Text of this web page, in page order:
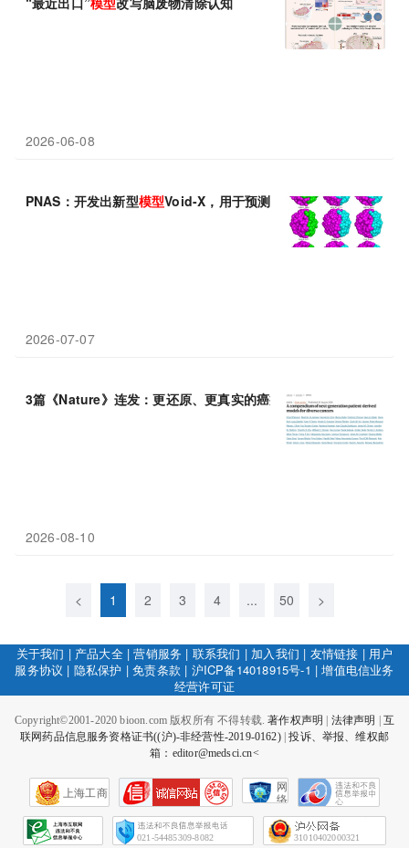
2026-06-08
PNAS：开发出新型模型Void-X，用于预测蛋白质原子堆积
2026-07-07
3篇《Nature》连发：更还原、更真实的癌症 模型来了
2026-08-10
< 1 2 3 4 ... 50 >
关于我们 | 产品大全|营销服务 | 联系我们 | 加入我们 | 友情链接 | 用户
服务协议 | 隐私保护 |免责条款 | 沪ICP备14018915号-1 |增值电信业务
经营许可证
Copyright©2001-2020 bioon.com 版权所有 不得转载.著作权声明 法律声明
互
联网药品信息服务资格证书((沪)-非经营性-2019-0162)|投诉、举报、维权邮
箱：editor@medsci.cn<
上海工商
网
络
会
征
021-54485309-8082 31010402000321